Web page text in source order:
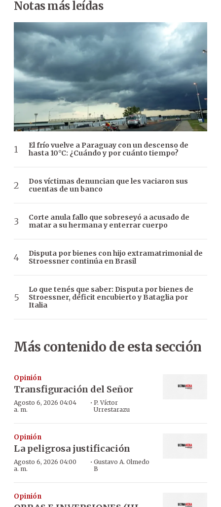
Notas más leídas
El frío vuelve a Paraguay con un descenso de
hasta 10°C: ¿Cuándo y por cuánto tiempo?
Dos víctimas denuncian que les vaciaron sus
cuentas de un banco
Corte anula fallo que sobreseyó a acusado de
matar a su hermana y enterrar cuerpo
Disputa por bienes con hijo extramatrimonial de
Stroessner continúa en Brasil
Lo que tenés que saber: Disputa por bienes de
Stroessner, déficit encubierto y Bataglia por
Italia
Más contenido de esta sección
Opinión
Transfiguración del Señor
Agosto 6, 2026 04:04
a. m.
· P. Víctor
Urrestarazu
Opinión
La peligrosa justificación
Agosto 6, 2026 04:00
a. m.
· Gustavo A. Olmedo
B
Opinión